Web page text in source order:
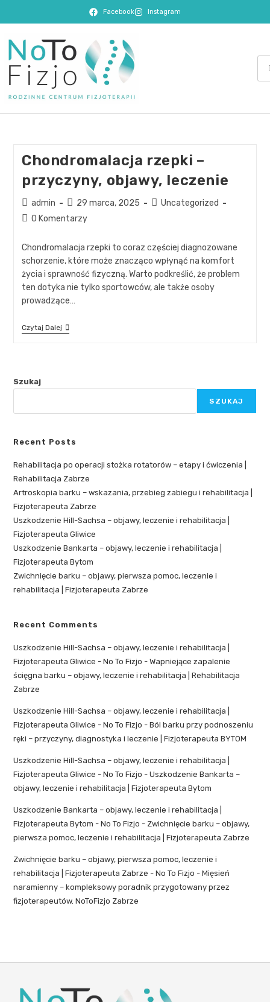
Facebook Instagram
Chondromalacja rzepki –
przyczyny, objawy, leczenie
admin 29 marca, 2025
Uncategorized
0 Komentarzy
Chondromalacja rzepki to coraz częściej diagnozowane
schorzenie, które może znacząco wpłynąć na komfort
życia i sprawność fizyczną. Warto podkreślić, że problem
ten dotyka nie tylko sportowców, ale także osoby
prowadzące…
Czytaj Dalej
Szukaj
SZUKAJ
Recent Posts
Rehabilitacja po operacji stożka rotatorów – etapy i ćwiczenia |
Rehabilitacja Zabrze
Artroskopia barku – wskazania, przebieg zabiegu i rehabilitacja |
Fizjoterapeuta Zabrze
Uszkodzenie Hill-Sachsa – objawy, leczenie i rehabilitacja |
Fizjoterapeuta Gliwice
Uszkodzenie Bankarta – objawy, leczenie i rehabilitacja |
Fizjoterapeuta Bytom
Zwichnięcie barku – objawy, pierwsza pomoc, leczenie i
rehabilitacja | Fizjoterapeuta Zabrze
Recent Comments
Uszkodzenie Hill-Sachsa – objawy, leczenie i rehabilitacja |
Fizjoterapeuta Gliwice - No To Fizjo -Wapniejące zapalenie
ścięgna barku – objawy, leczenie i rehabilitacja | Rehabilitacja
Zabrze
Uszkodzenie Hill-Sachsa – objawy, leczenie i rehabilitacja |
Fizjoterapeuta Gliwice - No To Fizjo -Ból barku przy podnoszeniu
ręki – przyczyny, diagnostyka i leczenie | Fizjoterapeuta BYTOM
Uszkodzenie Hill-Sachsa – objawy, leczenie i rehabilitacja |
Fizjoterapeuta Gliwice - No To Fizjo -Uszkodzenie Bankarta –
objawy, leczenie i rehabilitacja | Fizjoterapeuta Bytom
Uszkodzenie Bankarta – objawy, leczenie i rehabilitacja |
Fizjoterapeuta Bytom - No To Fizjo - Zwichnięcie barku – objawy,
pierwsza pomoc, leczenie i rehabilitacja | Fizjoterapeuta Zabrze
Zwichnięcie barku – objawy, pierwsza pomoc, leczenie i
rehabilitacja | Fizjoterapeuta Zabrze - No To Fizjo -Mięsień
naramienny – kompleksowy poradnik przygotowany przez
fizjoterapeutów. NoToFizjo Zabrze